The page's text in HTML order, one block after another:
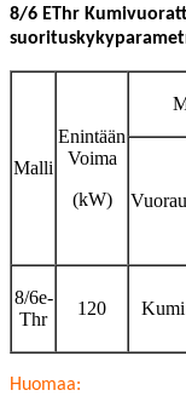
8/6 EThr
Malli
Enintään
Voima
(kW)
8/6e-
Thr
120 Kumi
Huomaa: